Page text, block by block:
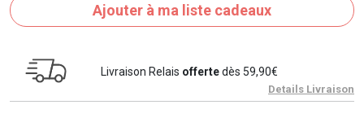
Ajouter à ma liste cadeaux
Livraison Relais offertedès 59,90€
Details Livraison